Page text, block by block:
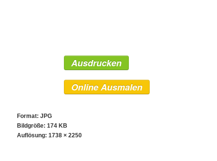
Ausdrucken
Online Ausmalen
Format: JPG
Bildgröße: 174 KB
Auflösung: 1738 × 2250